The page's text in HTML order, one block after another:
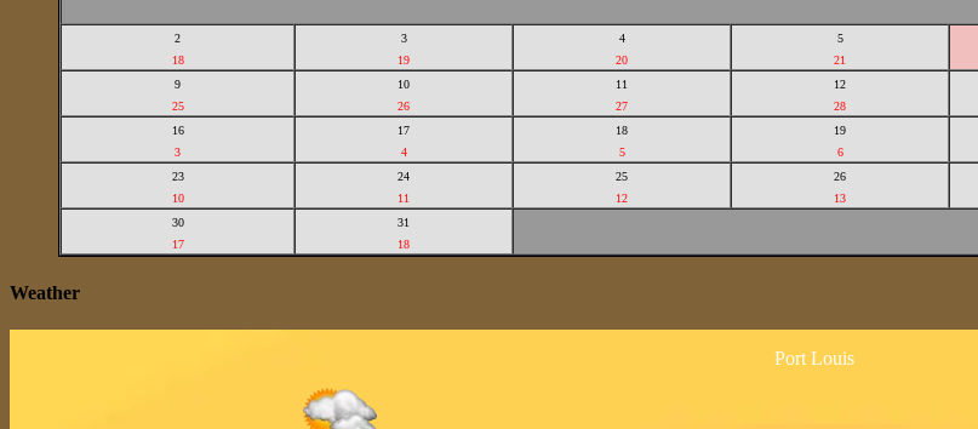
2
18
3
19
4
20
5
21
9
25
10
26
11
27
12
28
16
3
17
4
18
5
19
6
23
10
24
11
25
12
26
13
30
17
31
18
Weather
Port Louis